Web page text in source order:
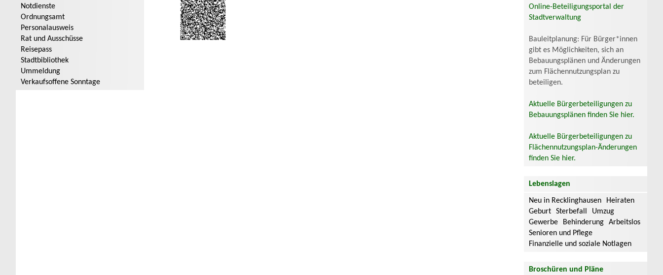
Notdienste
Ordnungsamt
Personalausweis
Rat und Ausschüsse
Reisepass
Stadtbibliothek
Ummeldung
Verkaufsoffene Sonntage
Online-Beteiligungsportal der
Stadtverwaltung
Bauleitplanung: Für Bürger*innen
gibt es Möglichkeiten, sich an
Bebauungsplänen und Änderungen
zum Flächennutzungsplan zu
beteiligen.
Aktuelle Bürgerbeteiligungen zu
Bebauungsplänen finden Sie hier.
Aktuelle Bürgerbeteiligungen zu
Flächennutzungsplan-Änderungen
finden Sie hier.
Lebenslagen
Neu in Recklinghausen
Heiraten
Geburt
Sterbefall
Umzug
Gewerbe
Behinderung
Arbeitslos
Senioren und Pflege
Finanzielle und soziale Notlagen
Broschüren und Pläne